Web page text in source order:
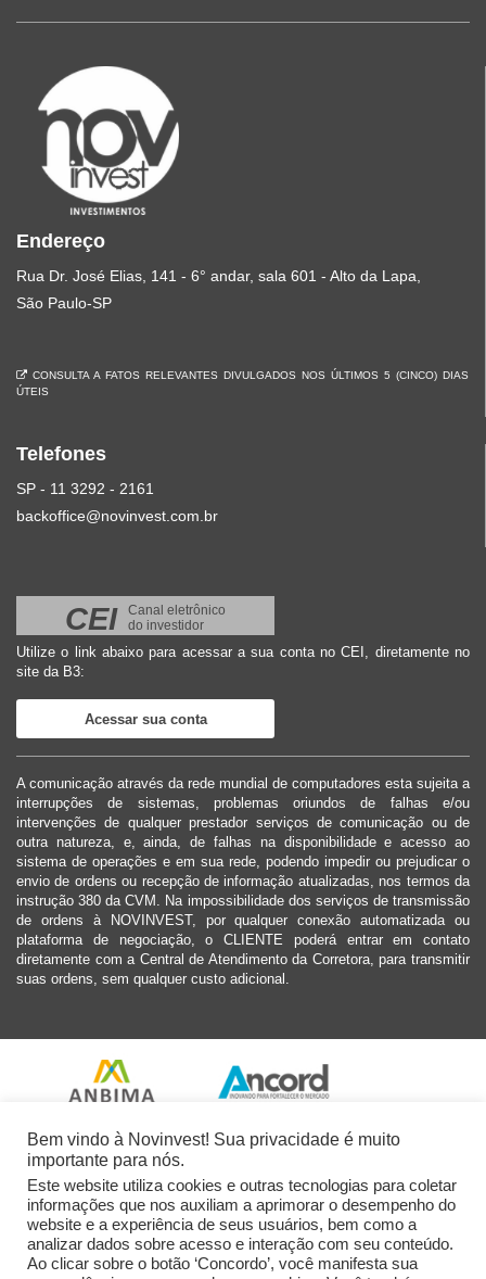
Endereço
Rua Dr. José Elias, 141 - 6° andar, sala 601 - Alto da Lapa,
São Paulo-SP
CONSULTA A FATOS RELEVANTES DIVULGADOS NOS ÚLTIMOS 5 (CINCO) DIAS
ÚTEIS
Telefones
SP - 11 3292 - 2161
backoffice@novinvest.com.br
CEI
Canal eletrônico
do investidor
Utilize o link abaixo para acessar a sua conta no CEI, diretamente no
site da B3:
Acessar sua conta
A comunicação através da rede mundial de computadores esta sujeita a
interrupções de sistemas, problemas oriundos de falhas e/ou
intervenções de qualquer prestador serviços de comunicação ou de
outra natureza, e, ainda, de falhas na disponibilidade e acesso ao
sistema de operações e em sua rede, podendo impedir ou prejudicar o
envio de ordens ou recepção de informação atualizadas, nos termos da
instrução 380 da CVM. Na impossibilidade dos serviços de transmissão
de ordens à NOVINVEST, por qualquer conexão automatizada ou
plataforma de negociação, o CLIENTE poderá entrar em contato
diretamente com a Central de Atendimento da Corretora, para transmitir
suas ordens, sem qualquer custo adicional.
Bem vindo à Novinvest! Sua privacidade é muito
importante para nós.
Este website utiliza cookies e outras tecnologias para coletar
informações que nos auxiliam a aprimorar o desempenho do
website e a experiência de seus usuários, bem como a
analizar dados sobre acesso e interação com seu conteúdo.
Ao clicar sobre o botão ‘Concordo’, você manifesta sua